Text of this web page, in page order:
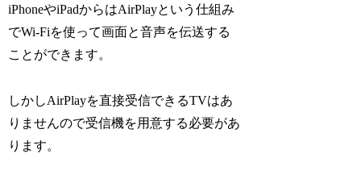
iPhoneやiPadからはAirPlayという仕組み
でWi-Fiを使って画面と音声を伝送する
ことができます。
しかしAirPlayを直接受信できるTVはあ
りませんので受信機を用意する必要があ
ります。